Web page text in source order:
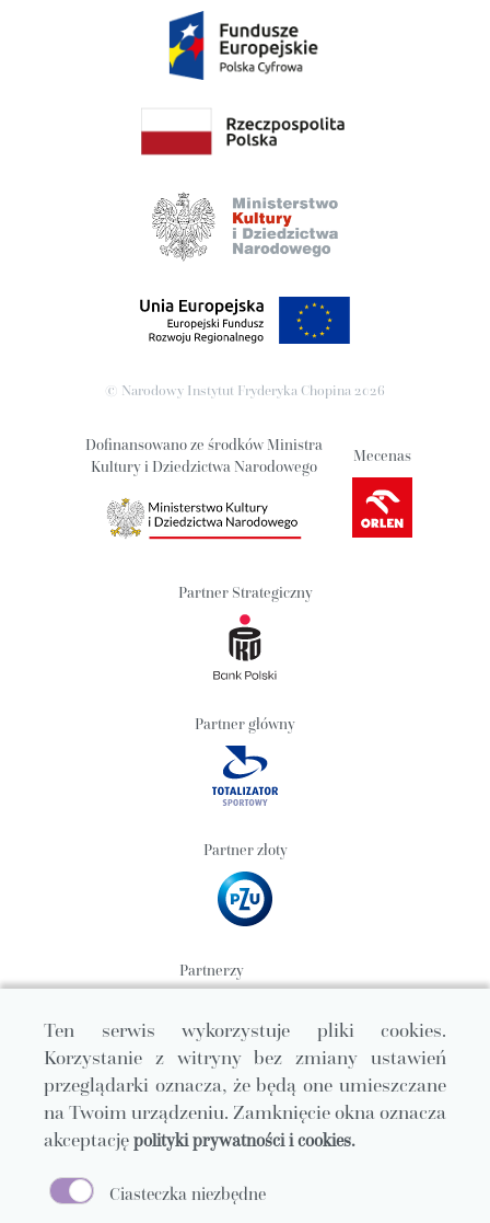
© Narodowy Instytut Fryderyka Chopina 2026
Dofinansowano ze środków Ministra
Kultury i Dziedzictwa Narodowego
Mecenas
Partner Strategiczny
Partner główny
Partner złoty
Partnerzy
Ten serwis wykorzystuje pliki cookies.
Korzystanie z witryny bez zmiany ustawień
przeglądarki oznacza, że będą one umieszczane
na Twoim urządzeniu. Zamknięcie okna oznacza
akceptację polityki prywatności i cookies.
Ciasteczka niezbędne